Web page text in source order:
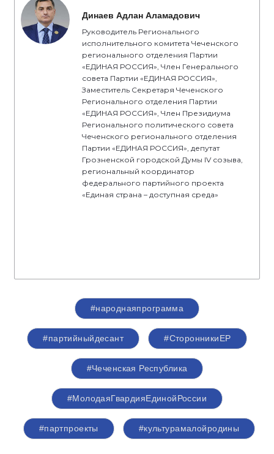
Динаев Адлан Аламадович
Руководитель Регионального
исполнительного комитета Чеченского
регионального отделения Партии
«ЕДИНАЯ РОССИЯ», Член Генерального
совета Партии «ЕДИНАЯ РОССИЯ»,
Заместитель Секретаря Чеченского
Регионального отделения Партии
«ЕДИНАЯ РОССИЯ», Член Президиума
Регионального политического совета
Чеченского регионального отделения
Партии «ЕДИНАЯ РОССИЯ», депутат
Грозненской городской Думы IV созыва,
региональный координатор
федерального партийного проекта
«Единая страна – доступная среда»
#народнаяпрограмма
#партийныйдесант #СторонникиЕР
#Чеченская Республика
#МолодаяГвардияЕдинойРоссии
#партпроекты #культурамалойродины